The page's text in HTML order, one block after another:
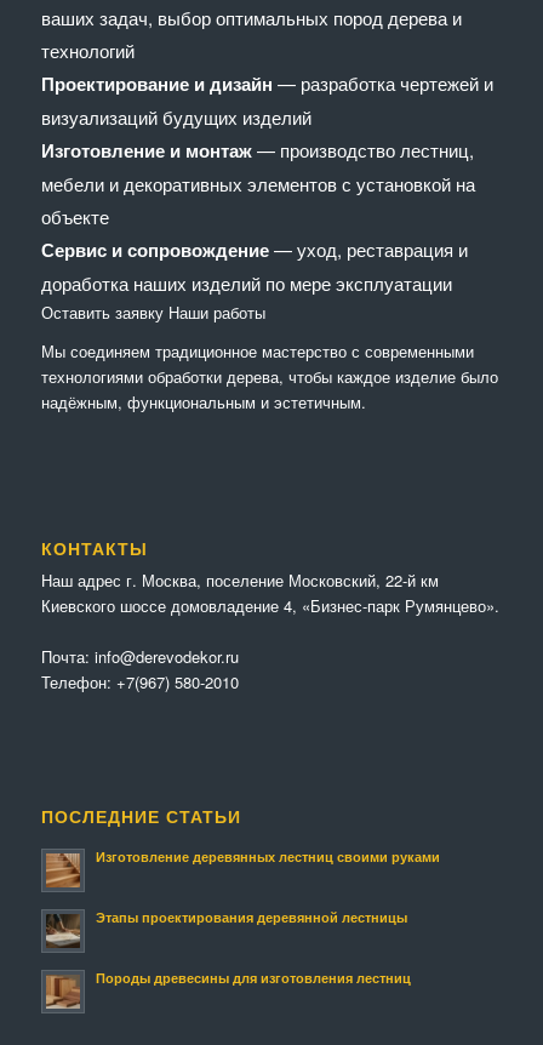
ваших задач, выбор оптимальных пород дерева и
технологий
Проектирование и дизайн — разработка чертежей и
визуализаций будущих изделий
Изготовление и монтаж— производство лестниц,
мебели и декоративных элементов с установкой на
объекте
Сервис и сопровождение— уход, реставрация и
доработка наших изделий по мере эксплуатации
Оставить заявку Наши работы
Мы соединяем традиционное мастерство с современными
технологиями обработки дерева, чтобы каждое изделие было
надёжным, функциональным и эстетичным.
КОНТАКТЫ
Наш адрес г. Москва, поселение Московский, 22-й км
Киевского шоссе домовладение 4, «Бизнес-парк Румянцево».
Почта: info@derevodekor.ru
Телефон: +7(967) 580-2010
ПОСЛЕДНИЕ СТАТЬИ
Изготовление деревянных лестниц своими руками
Этапы проектирования деревянной лестницы
Породы древесины для изготовления лестниц